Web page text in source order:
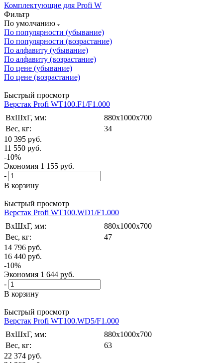
Комплектующие для Profi W
Фильтр
По умолчанию
По популярности (убывание)
По популярности (возрастание)
По алфавиту (убывание)
По алфавиту (возрастание)
По цене (убывание)
По цене (возрастание)
Быстрый просмотр
Верстак Profi WT100.F1/F1.000
ВxШxГ, мм:
880x1000x700
Вес, кг:
34
10 395 руб.
11 550 руб.
-10%
Экономия 1 155 руб.
-
В корзину
Быстрый просмотр
Верстак Profi WT100.WD1/F1.000
ВxШxГ, мм:
880x1000x700
Вес, кг:
47
14 796 руб.
16 440 руб.
-10%
Экономия 1 644 руб.
-
В корзину
Быстрый просмотр
Верстак Profi WT100.WD5/F1.000
ВxШxГ, мм:
880x1000x700
Вес, кг:
63
22 374 руб.